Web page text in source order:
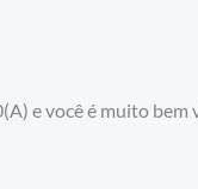
e você é muito